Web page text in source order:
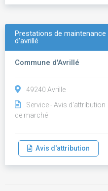
Prestations de
d'avrillé
Commune d'Avrillé
49240 Avrille
Service - Avis d'attribution
de marché
Avis d'attribution